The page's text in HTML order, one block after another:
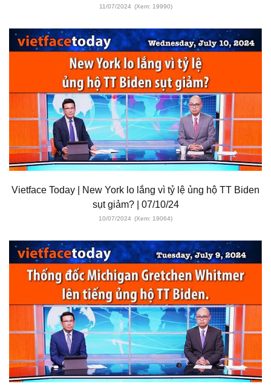
11/07/2024 (Xem: 19990)
Vietface Today | New York lo lắng vì tỷ lệ ủng hộ TT Biden
sụt giảm? | 07/10/24
10/07/2024 (Xem: 19064)